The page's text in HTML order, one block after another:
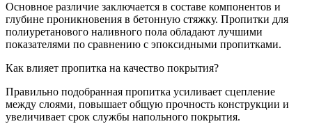
Основное различие заключается в составе компонентов и
глубине проникновения в бетонную стяжку. Пропитки для
полиуретанового наливного пола обладают лучшими
показателями по сравнению с эпоксидными пропитками.
Как влияет пропитка на качество покрытия?
Правильно подобранная пропитка усиливает сцепление
между слоями, повышает общую прочность конструкции и
увеличивает срок службы напольного покрытия.